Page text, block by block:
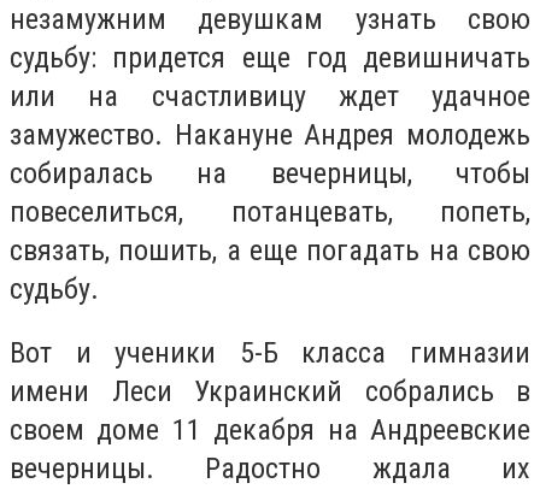
незамужним девушкам узнать свою
судьбу: придется еще год девишничать
или на счастливицу ждет удачное
замужество. Накануне Андрея молодежь
собиралась на вечерницы, чтобы
повеселиться, потанцевать, попеть,
связать, пошить, а еще погадать на свою
судьбу.
Вот и ученики 5-Б класса гимназии
имени Леси Украинский собрались в
своем доме 11 декабря на Андреевские
вечерницы. Радостно ждала их